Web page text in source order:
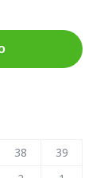
38
39